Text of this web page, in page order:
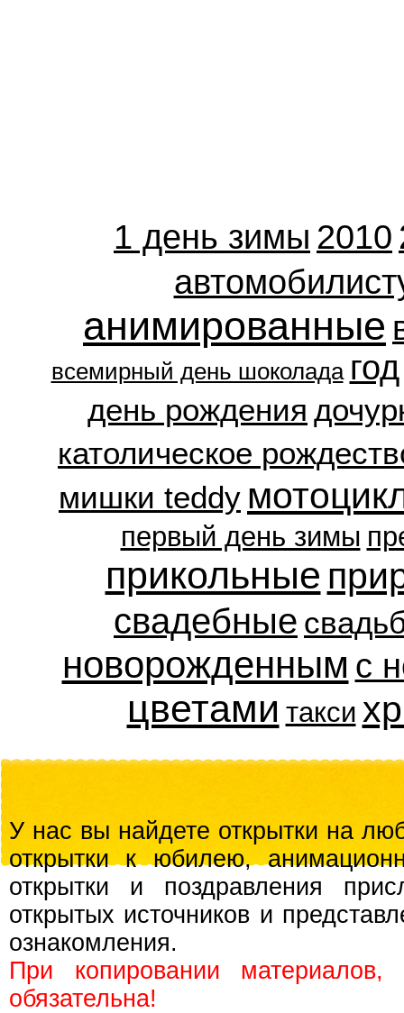
1 день зимы 2010
анимированные
всемирный день шоколада год
день рождения
католическое
мишки teddy
первый день зимы
прикольные
свадебные
новорожденным с
цветами такси
У нас вы найдете открытки на
открытки к юбилею,
открытки и поздравления
открытых источников и
ознакомления.
При копировании
обязательна!